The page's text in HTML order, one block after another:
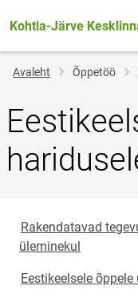
Kohtla-Järve
Jälglink
Avaleht Õppetöö
Rakendatavad
üleminekul
Eestikeelsele